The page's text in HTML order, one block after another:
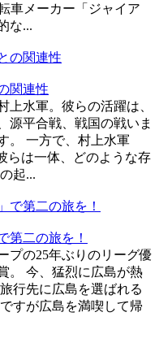
車メーカー「ジャイア
な...
関連性
上水軍。彼らの活躍は、
源平合戦、戦国の戦いま
。 一方で、村上水軍
らは一体、どのような存
起...
第二の旅を！
プの25年ぶりのリーグ優
。 今、猛烈に広島が熱
行先に広島を選ばれる
すが広島を満喫して帰